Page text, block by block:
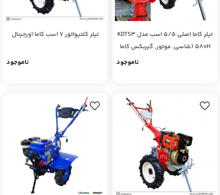
تیلر کاما اصلی 5/5 اسب مدل KDTS3
580H (شاسی, موتور, گیربکس کاما
ناموجود
تیلر کلتیواتور 7 اسب کاما اورجینال
ناموجود